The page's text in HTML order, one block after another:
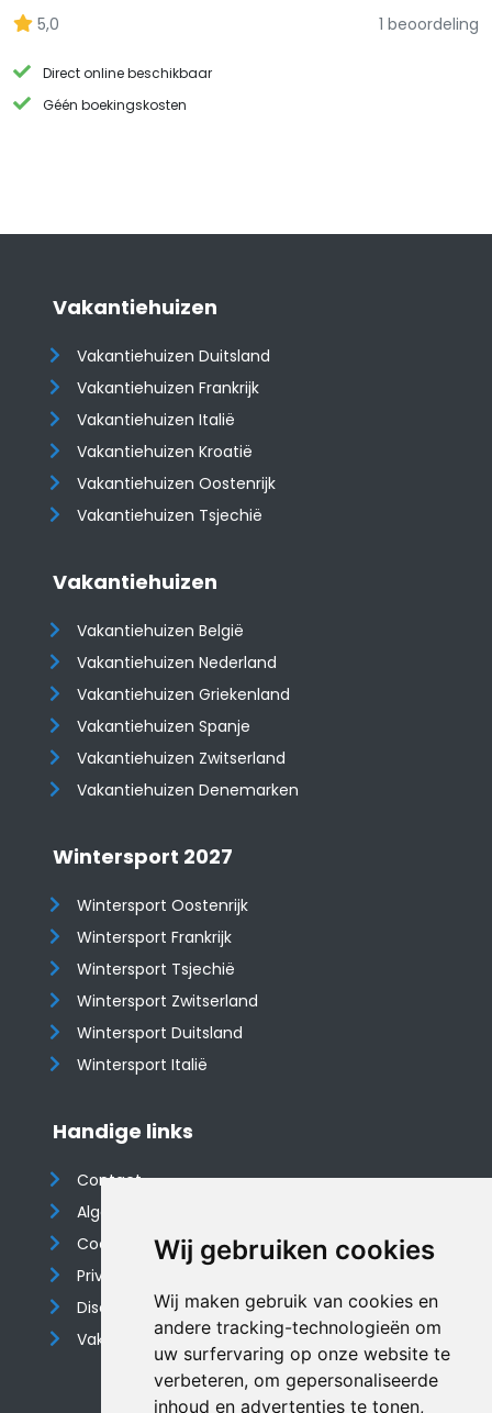
Wij gebruiken cookies
Wij maken gebruik van cookies en
andere tracking-technologieën om
uw surfervaring op onze website te
verbeteren, om gepersonaliseerde
inhoud en advertenties te tonen,
5,0 1 beoordeling
Direct online beschikbaar
Géén boekingskosten
Vakantiehuizen
Vakantiehuizen Duitsland
Vakantiehuizen Frankrijk
Vakantiehuizen Italië
Vakantiehuizen Kroatië
​​​​​​​Vakantiehuizen Oostenrijk
Vakantiehuizen Tsjechië
Vakantiehuizen
Vakantiehuizen België
Vakantiehuizen Nederland
Vakantiehuizen Griekenland
Vakantiehuizen Spanje
​​​​​​​Vakantiehuizen Zwitserland
Vakantiehuizen Denemarken
Wintersport 2027
Wintersport Oostenrijk
Wintersport Frankrijk
Wintersport Tsjechië
Wintersport Zwitserland
Wintersport Duitsland
Wintersport Italië
Handige links
Contact
Algemene voorwaarden
Cookieverklaring
Privacyverklaring
Disclaimer
Vakantiehuis website